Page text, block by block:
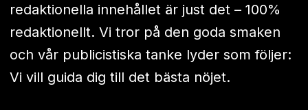
redaktionella innehållet är just det – 100%
redaktionellt. Vi tror på den goda smaken
och vår publicistiska tanke lyder som följer:
Vi vill guida dig till det bästa nöjet.